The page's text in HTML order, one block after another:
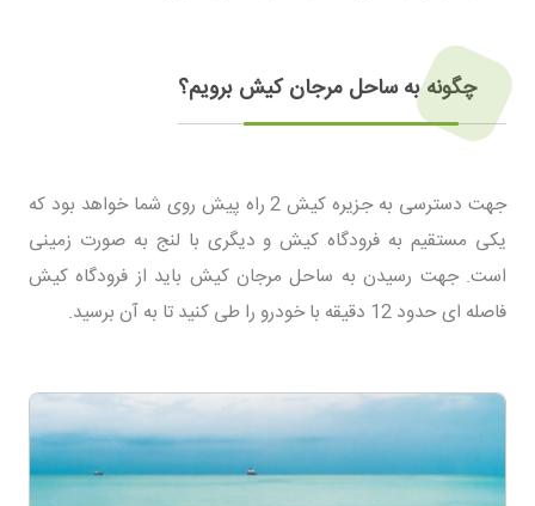
چگونه به ساحل مرجان کیش برویم؟
جهت دسترسی به جزیره کیش 2 راه پیش روی شما خواهد بود که
یکی مستقیم به فرودگاه کیش و دیگری با لنج به صورت زمینی
است. جهت رسیدن به ساحل مرجان کیش باید از فرودگاه کیش
فاصله ای حدود 12 دقیقه با خودرو را طی کنید تا به آن برسید.